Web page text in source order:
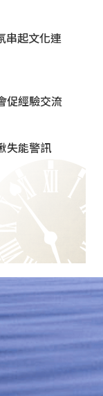
串起文化連
促經驗交流
失能警訊